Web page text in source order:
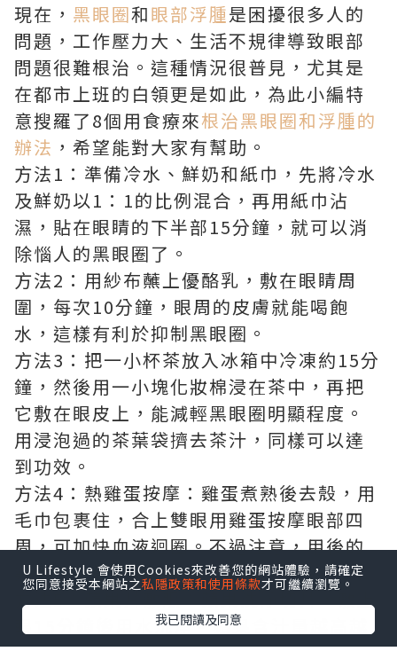
現在， 黑眼圈和眼部浮腫是困擾很多人的
問題，工作壓力大、生活不規律導致眼部
問題很難根治。這種情況很普見，尤其是
在都市上班的白領更是如此，為此小編特
意搜羅了8個用食療來根治黑眼圈和浮腫的
辦法 ，希望能對大家有幫助。
方法1：準備冷水、鮮奶和紙巾，先將冷水
及鮮奶以1：1的比例混合，再用紙巾沾
濕，貼在眼睛的下半部15分鐘，就可以消
除惱人的黑眼圈了。
方法2：用紗布蘸上優酪乳，敷在眼睛周
圍，每次10分鐘，眼周的皮膚就能喝飽
水，這樣有利於抑制黑眼圈。
方法3：把一小杯茶放入冰箱中冷凍約15分
鐘，然後用一小塊化妝棉浸在茶中，再把
它敷在眼皮上，能減輕黑眼圈明顯程度。
用浸泡過的茶葉袋擠去茶汁，同樣可以達
到功效。
方法4：熱雞蛋按摩：雞蛋煮熟後去殼，用
毛巾包裹住，合上雙眼用雞蛋按摩眼部四
周，可加快血液迴圈。不過注意，用後的
雞蛋恐怕是不能再吃了。
方法5：蘋果片敷眼：蘋果洗淨切片，敷上
眼15分鐘後用水洗淨。蘋果含汁量越高越
好。至於用過的蘋果片，當然也不能再食
U Lifestyle 會使用Cookies來改善您的網站體驗，請確定
您同意接受本網站之私隱政策和使用條款才可繼續瀏覽。
我已閱讀及同意